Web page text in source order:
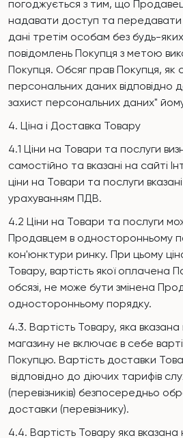
погоджується з тим, що
надавати доступ та передавати
дані третім особам без будь-
повідомлень Покупця з метою
Покупця. Обсяг прав Покупця, як
персональних даних відповідно
захист персональних даних" йому
4. Ціна і Доставка Товару
4.1 Ціни на Товари та послуги
самостійно та вказані на сайті
ціни на Товари та послуги
урахуванням ПДВ.
4.2 Ціни на Товари та послуги
Продавцем в односторонньому
кон'юнктури ринку. При цьому
Товару, вартість якої оплачена
обсязі, не може бути змінена
односторонньому порядку.
4.3. Вартість Товару, яка
магазину не включає в себе
Покупцю. Вартість доставки
відповідно до діючих тарифів
(перевізників) безпосередньо
доставки (перевізнику).
4.4. Вартість Товару яка вказана